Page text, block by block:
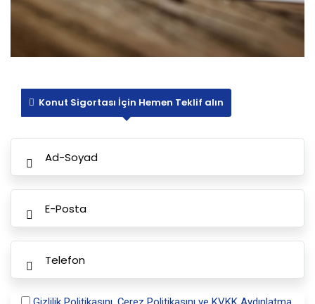
Konut Sigortası İçin Hemen Teklif alın